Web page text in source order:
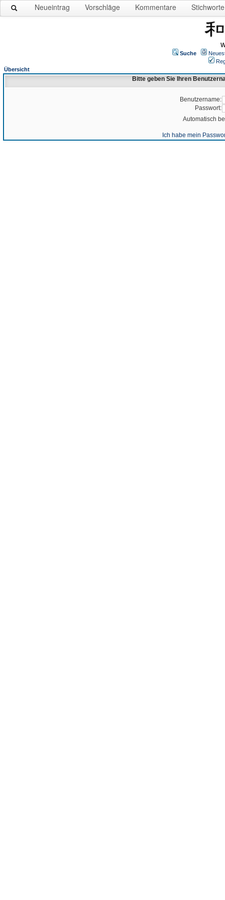
Neueintrag Vorschläge Kommentare Stichworte
Suche
Übersicht
Bitte geben Sie Ihren
Benutzername:
Passwort:
Automatisch
Ich habe mein